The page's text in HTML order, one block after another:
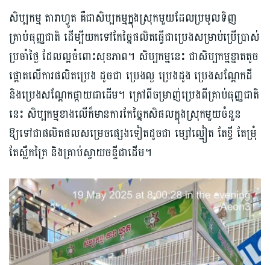
សិប្បកម្ម តារាហ្វូត គឺជាសិប្បកម្មក្នុងស្រុកមួយដែលប្រមូលទិញ
គ្រាប់ធុញ្ញជាតិ ដើម្បីយកទៅកែច្នៃផលិតធ្វើ​ជាប្រេងសម្រាប់ប្រើប្រាស់
ប្រចាំថ្ងៃ ដែលល្អចំពោះសុខភាព។ សិប្បកម្មនេះ ជាសិប្បកម្មខ្នាតតូច
ផ្តោតលើការផលិតប្រេង ដូចជា ប្រេងល្ង ប្រេងដូង ប្រេងសណ្ដែកដី
និងប្រេងសណ្ដែកផ្កាយជាដើម។ ក្រៅពីចម្រាញ់ប្រេងពីគ្រាប់ធុញ្ញជាតិ
នេះ សិប្បកម្មខាងលើក៏មានការកែច្នៃកសិផលក្នុងស្រុកមួយចំនួន
ឱ្យទៅជាផលិតផលសម្រេចផ្សេងទៀតដូចជា ម្សៅល្មៀត តែខ្ចី តែម្រុំ
តែស្លឹកគ្រៃ និងគ្រាប់ស្វាយចន្ទី​ជាដើម។